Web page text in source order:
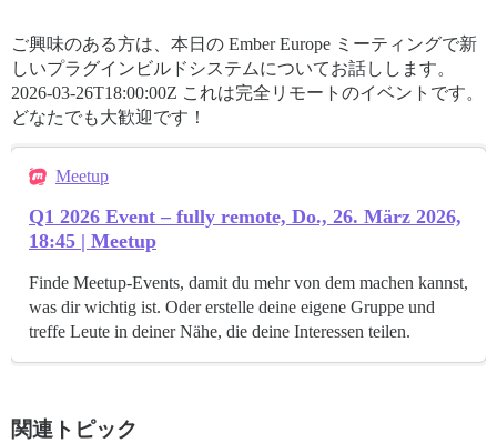
ご興味のある方は、本日の Ember Europe ミーティングで新
しいプラグインビルドシステムについてお話しします。
2026-03-26T18:00:00Z これは完全リモートのイベントです。
どなたでも大歓迎です！
Meetup
Q1 2026 Event – fully remote, Do., 26. März 2026,
18:45 | Meetup
Finde Meetup-Events, damit du mehr von dem machen kannst,
was dir wichtig ist. Oder erstelle deine eigene Gruppe und
treffe Leute in deiner Nähe, die deine Interessen teilen.
関連トピック